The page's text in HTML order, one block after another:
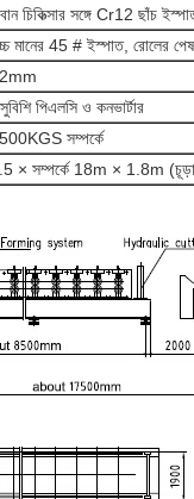
চিকিত্সার সঙ্গে Cr12 ছাঁচ
মানের 45 # ইস্পাত, রোলের
পিএলসি ও কনভার্টার
সম্পর্কে
× সম্পর্কে 18m × 1.8m